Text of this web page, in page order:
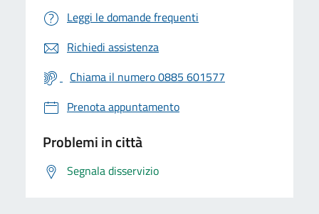
Leggi le domande frequenti
Richiedi assistenza
Chiama il numero 0885 601577
Prenota appuntamento
Problemi in città
Segnala disservizio